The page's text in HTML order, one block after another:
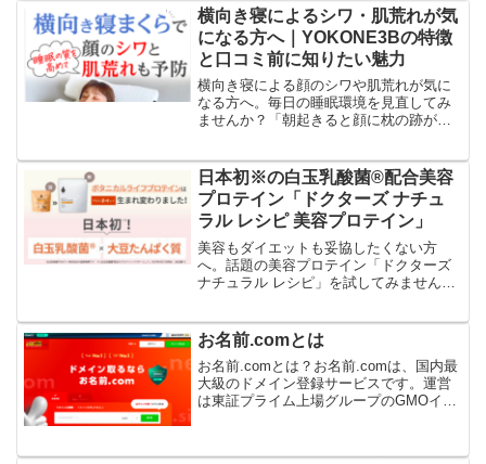
なりやすく、特に前頭部から頭頂部にか
けてベタつきを感じやすい...
横向き寝によるシワ・肌荒れが気
になる方へ｜YOKONE3Bの特徴
と口コミ前に知りたい魅力
横向き寝による顔のシワや肌荒れが気に
なる方へ。毎日の睡眠環境を見直してみ
ませんか？「朝起きると顔に枕の跡がく
る…」「肌荒れやニキビを少しでも防ぎ
たいけれど、寝方までは意識...
日本初※の白玉乳酸菌®配合美容
プロテイン「ドクターズ ナチュ
ラル レシピ 美容プロテイン」
美容もダイエットも妥協したくない方
へ。話題の美容プロテイン「ドクターズ
ナチュラル レシピ」を試してみません
してしまう…」「美容のためにサプリを
たくさん飲んでいるけれど、...
お名前.comとは
お名前.comとは？お名前.comは、国内最
大級のドメイン登録サービスです。運営
は東証プライム上場グループのGMOイン
から法人まで幅広く利用されています。